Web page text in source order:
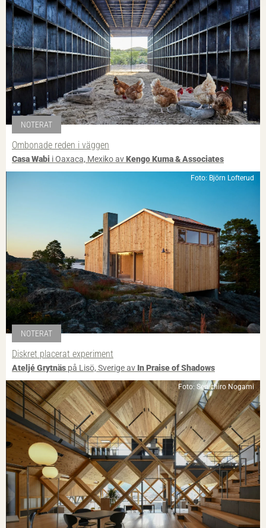
NOTERAT
Ombonade reden i väggen
Casa Wabi i Oaxaca, Mexiko avKengo Kuma & Associates
Foto: Björn Lofterud
NOTERAT
Diskret placerat experiment
Ateljé Grytnäs på Lisö, Sverige av In Praise of Shadows
Foto: Senichiro Nogami